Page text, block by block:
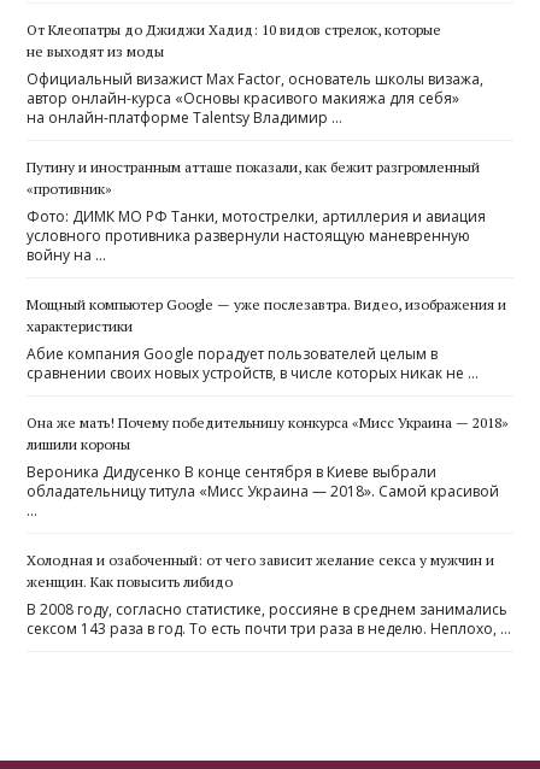
От Клеопатры до Джиджи Хадид: 10 видов стрелок, которые
не выходят из моды
Официальный визажист Max Factor, основатель школы визажа,
автор онлайн-курса «Основы красивого макияжа для себя»
на онлайн-платформе Talentsy Владимир …
Путину и иностранным атташе показали, как бежит разгромленный
«противник»
Фото: ДИМК МО РФ Танки, мотострелки, артиллерия и авиация
условного противника развернули настоящую маневренную
войну на …
Мощный компьютер Google — уже послезавтра. Видео, изображения и
характеристики
Абие компания Google порадует пользователей целым в
сравнении своих новых устройств, в числе которых никак не …
Она же мать! Почему победительницу конкурса «Мисс Украина — 2018»
лишили короны
Вероника Дидусенко В конце сентября в Киеве выбрали
обладательницу титула «Мисс Украина — 2018». Самой красивой
…
Холодная и озабоченный: от чего зависит желание секса у мужчин и
женщин. Как повысить либидо
В 2008 году, согласно статистике, россияне в среднем занимались
сексом 143 раза в год. То есть почти три раза в неделю. Неплохо, …